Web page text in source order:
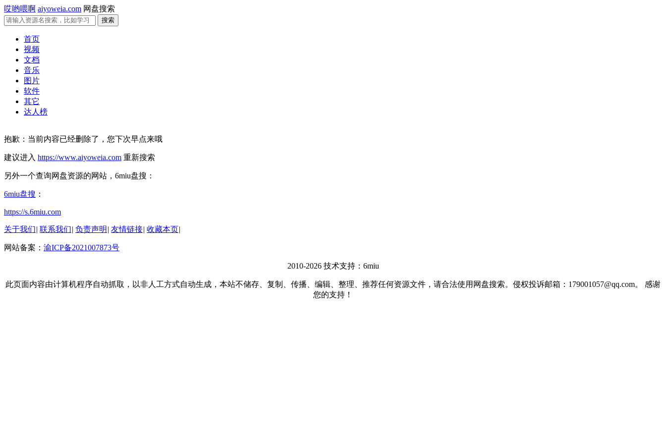
哎哟喂啊 aiyoweia.com 网盘搜索
首页
视频
文档
音乐
图片
软件
其它
达人榜
抱歉：当前内容已经删除了，您下次早点来哦
建议进入 https://www.aiyoweia.com 重新搜索
另外一个查询网盘资源的网站，6miu盘搜：
6miu盘搜 ：
https://s.6miu.com
关于我们| 联系我们| 负责声明 | 友情链接| 收藏本页|
网站备案： 渝ICP备2021007873号
2010-2026 技术支持：6miu
此页面内容由计算机程序自动抓取，以非人工方式自动生成，本站不储存、复制、传播、编辑、整理、推荐任何资源文件，请合法使用网盘搜索。侵权投诉邮箱：179001057@qq.com。 感谢
您的支持！